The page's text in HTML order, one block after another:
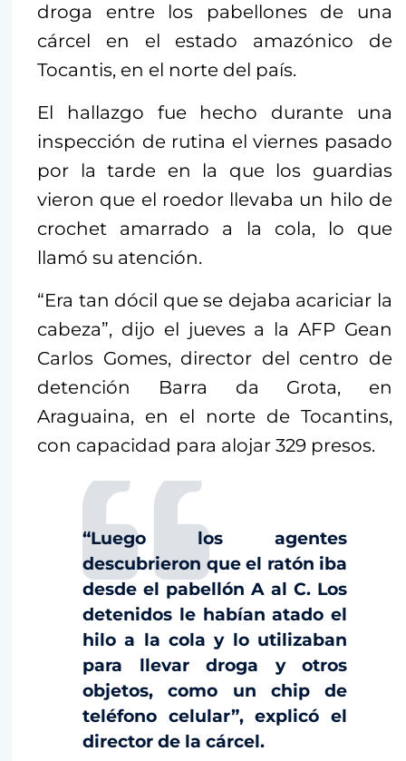
droga entre los pabellones de una
cárcel en el estado amazónico de
Tocantis, en el norte del país.
El hallazgo fue hecho durante una
inspección de rutina el viernes pasado
por la tarde en la que los guardias
vieron que el roedor llevaba un hilo de
crochet amarrado a la cola, lo que
llamó su atención.
“Era tan dócil que se dejaba acariciar la
cabeza”, dijo el jueves a la AFP Gean
Carlos Gomes, director del centro de
detención Barra da Grota, en
Araguaina, en el norte de Tocantins,
con capacidad para alojar 329 presos.
“Luego los agentes
descubrieron que el ratón iba
desde el pabellón A al C. Los
detenidos le habían atado el
hilo a la cola y lo utilizaban
para llevar droga y otros
objetos, como un chip de
teléfono celular”, explicó el
director de la cárcel.